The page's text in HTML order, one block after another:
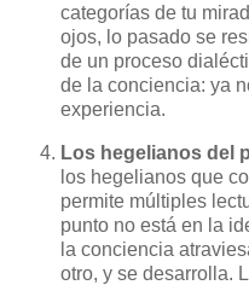
categorías de tu
ojos, lo pasado se
de un proceso
de la conciencia: ya
experiencia.
Los hegelianos del
los hegelianos que
permite múltiples
punto no está en la
la conciencia
otro, y se desarrolla.